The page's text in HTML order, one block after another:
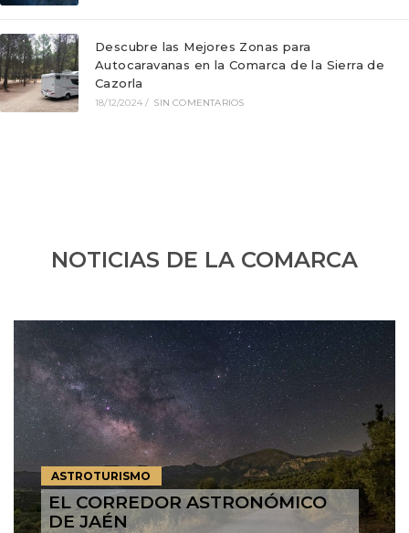
Descubre las Mejores Zonas para
Autocaravanas en la Comarca de la Sierra de
Cazorla
18/12/2024 / SIN COMENTARIOS
NOTICIAS DE LA COMARCA
ASTROTURISMO
EL CORREDOR ASTRONÓMICO
DE JAÉN